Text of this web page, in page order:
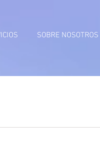
SOBRE NOSOTROS